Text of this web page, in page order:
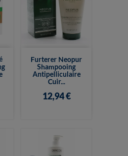
Furterer Neopur
Shampooing
Antipelliculaire
Cuir...
12,94 €